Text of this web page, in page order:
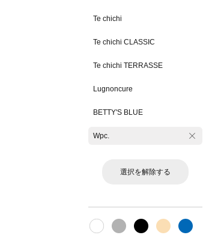
Te chichi
Te chichi CLASSIC
Te chichi TERRASSE
Lugnoncure
BETTY'S BLUE
Wpc.
選択を解除する